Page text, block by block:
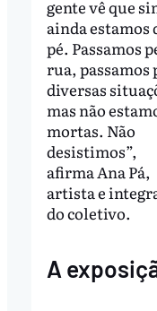
gente vê que
ainda estamos
pé. Passamos
rua, passamos
diversas
mas não
mortas. Não
desistimos”,
afirma Ana Pá,
artista e
do coletivo.
A